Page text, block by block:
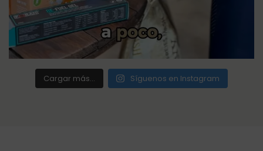
Cargar más... Síguenos en Instagram